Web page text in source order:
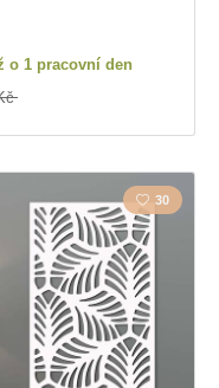
o 1 pracovní den
30